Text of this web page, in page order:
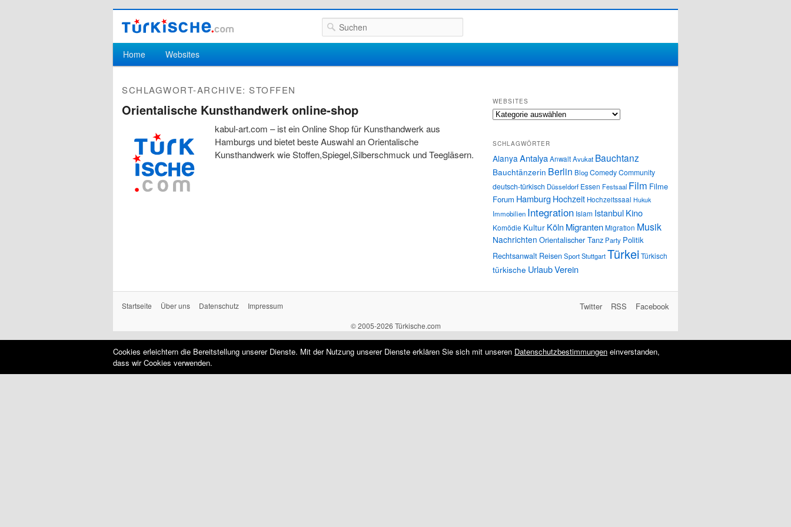
Suchen
Hauptmenü
Zum Inhalt wechseln
Zum sekundären Inhalt wechseln
Home Websites
SCHLAGWORT-ARCHIVE: STOFFEN
Orientalische Kunsthandwerk online-shop
kabul-art.com – ist ein Online Shop für Kunsthandwerk aus
Hamburgs und bietet beste Auswahl an Orientalische
Kunsthandwerk wie Stoffen,Spiegel,Silberschmuck und Teegläsern.
WEBSITES
Websites
SCHLAGWÖRTER
Alanya AntalyaAnwaltAvukat Bauchtanz
Bauchtänzerin Berlin BlogComedyCommunity
deutsch-türkisch Düsseldorf Essen Festsaal Film Filme
Forum Hamburg Hochzeit Hochzeitssaal Hukuk
Immobilien Integration Islam IstanbulKino
Komödie Kultur Köln MigrantenMigration Musik
Nachrichten Orientalischer Tanz Party Politik
Rechtsanwalt ReisenSportStuttgartTürkeiTürkisch
türkische UrlaubVerein
Startseite Über uns Datenschutz Impressum Facebook
RSS
Twitter
© 2005-2026 Türkische.com
Cookies erleichtern die Bereitstellung unserer Dienste. Mit der Nutzung unserer Dienste erklären Sie sich mit unseren Datenschutzbestimmungen einverstanden,
dass wir Cookies verwenden.